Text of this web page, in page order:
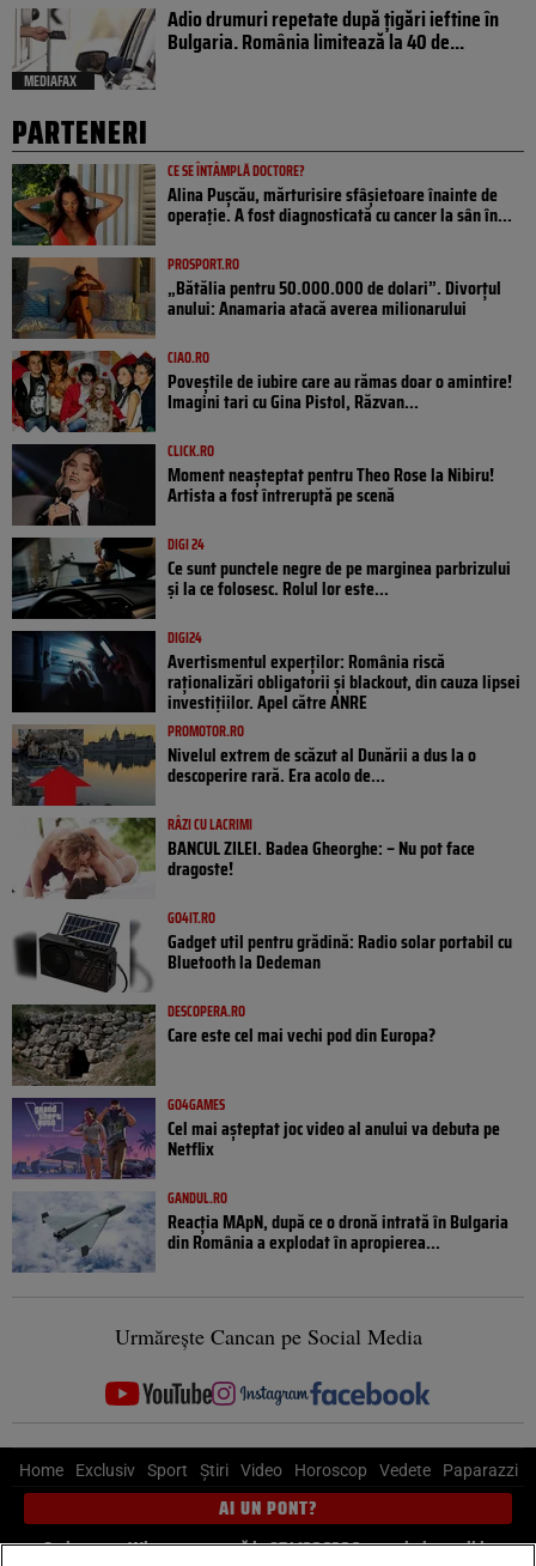
MEDIAFAX
Adio drumuri repetate după țigări ieftine în
Bulgaria. România limitează la 40 de...
PARTENERI
CE SE ÎNTÂMPLĂ DOCTORE?
Alina Pușcău, mărturisire sfâșietoare înainte de
operație. A fost diagnosticată cu cancer la sân în...
PROSPORT.RO
„Bătălia pentru 50.000.000 de dolari”. Divorțul
anului: Anamaria atacă averea milionarului
CIAO.RO
Poveştile de iubire care au rămas doar o amintire!
Imagini tari cu Gina Pistol, Răzvan...
CLICK.RO
Moment neașteptat pentru Theo Rose la Nibiru!
Artista a fost întreruptă pe scenă
DIGI 24
Ce sunt punctele negre de pe marginea parbrizului
și la ce folosesc. Rolul lor este...
DIGI24
Avertismentul experților: România riscă
raționalizări obligatorii și blackout, din cauza lipsei
investițiilor. Apel către ANRE
PROMOTOR.RO
Nivelul extrem de scăzut al Dunării a dus la o
descoperire rară. Era acolo de...
RÂZI CU LACRIMI
BANCUL ZILEI. Badea Gheorghe: – Nu pot face
dragoste!
GO4IT.RO
Gadget util pentru grădină: Radio solar portabil cu
Bluetooth la Dedeman
DESCOPERA.RO
Care este cel mai vechi pod din Europa?
GO4GAMES
Cel mai așteptat joc video al anului va debuta pe
Netflix
GANDUL.RO
Reacția MApN, după ce o dronă intrată în Bulgaria
din România a explodat în apropierea...
Urmărește Cancan pe Social Media
Home Exclusiv Sport Știri Video Horoscop Vedete Paparazzi
AI UN PONT?
Scrie-ne pe Whatsapp, sună la 0741226226 sau trimite mail la